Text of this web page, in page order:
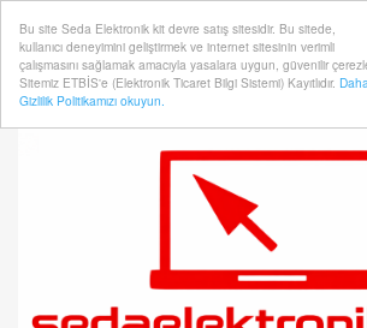
Bu site Seda Elektronik kit devre satış sitesidir. Bu sitede,
kullanıcı deneyimini geliştirmek ve internet sitesinin verimli
çalışmasını sağlamak amacıyla yasalara uygun, güvenilir
Sitemiz ETBİS'e (Elektronik Ticaret Bilgi Sistemi) Kayıtlıdır.
Gizlilik Politikamızı okuyun.
Hesabım Kasaya Git